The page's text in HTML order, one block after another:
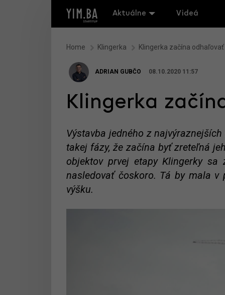
Aktuálne Videá
Home Klingerka Klingerka začína
ADRIAN GUBČO 08.10.2020 11:57
Klingerka
Výstavba jedného z
takej fázy, že začína byť zreteľná
objektov prvej etapy Klingerky
nasledovať čoskoro. Tá by mala v
výšku.